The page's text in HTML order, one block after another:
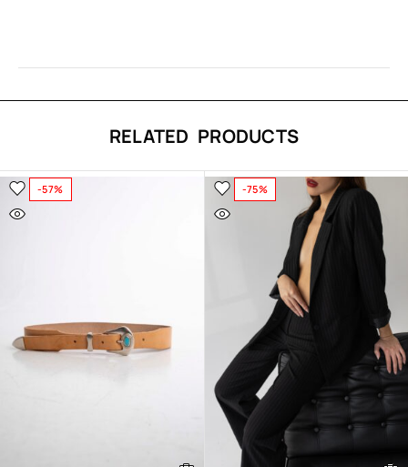
RELATED PRODUCTS
-57% -75%